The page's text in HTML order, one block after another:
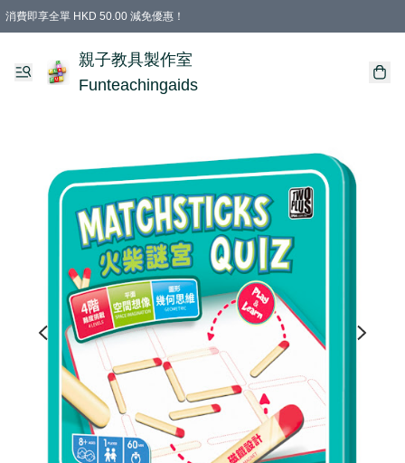
消費即享全單 HKD 50.00 減免優惠！
購物滿 HKD 699.00即享免運費優惠！（適用於 特定的送貨方式 )
凡購物滿HKD 699.00，即享免費禮品
親子教具製作室
Funteachingaids